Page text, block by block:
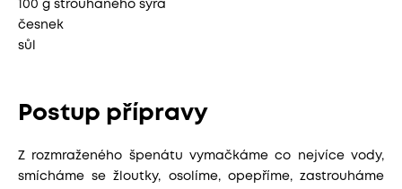
100 g strouhaného sýra
česnek
sůl
Postup přípravy
Z rozmraženého špenátu vymačkáme co nejvíce vody,
smícháme se žloutky, osolíme, opepříme, zastrouháme